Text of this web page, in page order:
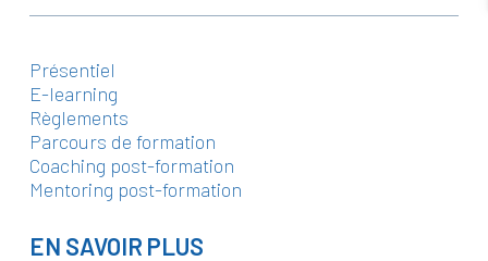
Présentiel
E-learning
Règlements
Parcours de formation
Coaching post-formation
Mentoring post-formation
EN SAVOIR PLUS